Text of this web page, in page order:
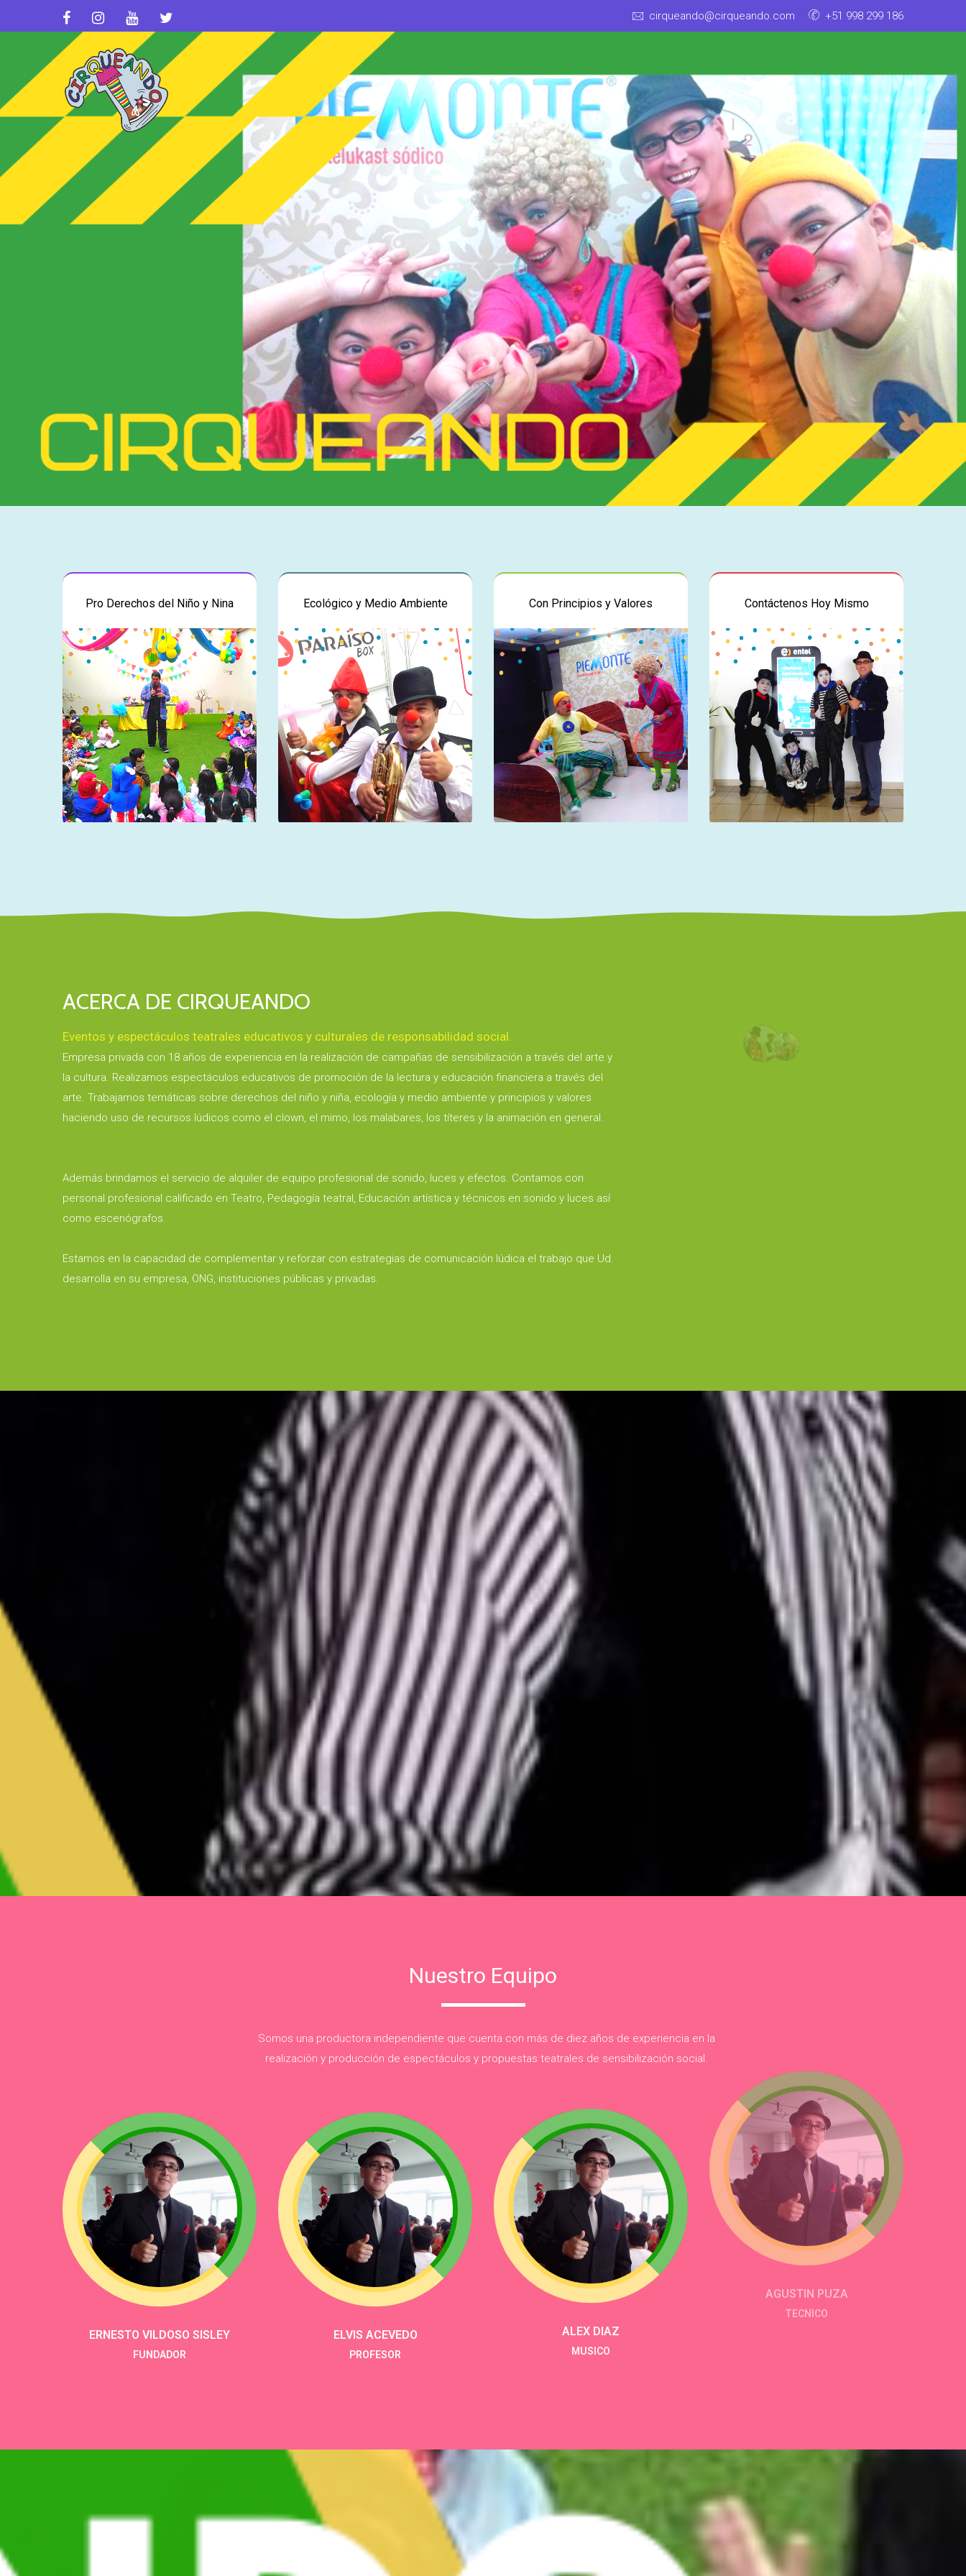
cirqueando@cirqueando.com +51 998 299 186
Pro Derechos del Niño y Nina Ecológico y Medio Ambiente Con Principios y Valores Contáctenos Hoy Mismo
ACERCA DE CIRQUEANDO
Eventos y espectáculos teatrales educativos y culturales de responsabilidad social.
Empresa privada con 18 años de experiencia en la realización de campañas de sensibilización a través del arte y
la cultura. Realizamos espectáculos educativos de promoción de la lectura y educación financiera a través del
arte. Trabajamos temáticas sobre derechos del niño y niña, ecología y medio ambiente y principios y valores
haciendo uso de recursos lúdicos como el clown, el mimo, los malabares, los títeres y la animación en general.
Además brindamos el servicio de alquiler de equipo profesional de sonido, luces y efectos. Contamos con
personal profesional calificado en Teatro, Pedagogía teatral, Educación artística y técnicos en sonido y luces así
como escenógrafos.
Estamos en la capacidad de complementar y reforzar con estrategias de comunicación lúdica el trabajo que Ud.
desarrolla en su empresa, ONG, instituciones públicas y privadas.
Nuestro Equipo
Somos una productora independiente que cuenta con más de diez años de experiencia en la
realización y producción de espectáculos y propuestas teatrales de sensibilización social.
ERNESTO VILDOSO SISLEY
FUNDADOR
ELVIS ACEVEDO
PROFESOR
ALEX DIAZ
MUSICO